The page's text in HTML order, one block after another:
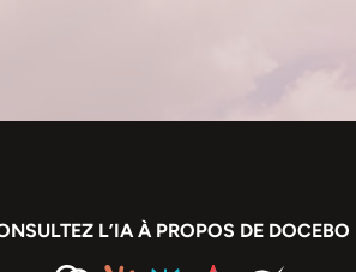
L’IA À PROPOS DE DOCEBO